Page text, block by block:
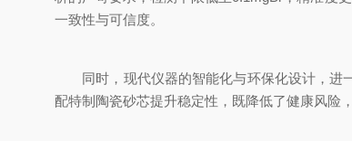
一致性与可信度。
同时，现代仪器的智能化与环保化设计，进一
配特制陶瓷砂芯提升稳定性，既降低了健康风险